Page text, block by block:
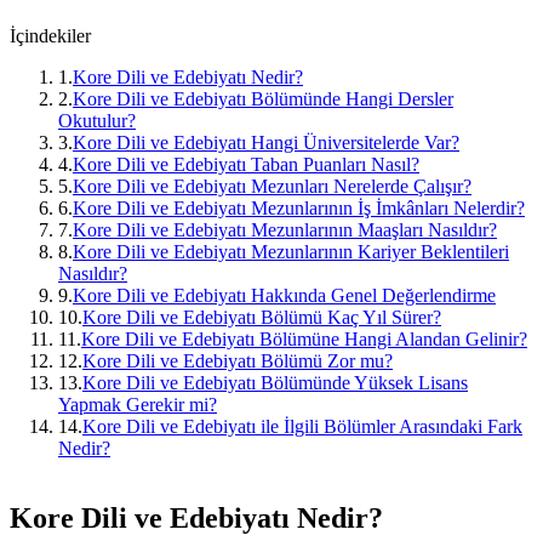
İçindekiler
1 .Kore Dili ve Edebiyatı Nedir?
2.Kore Dili ve Edebiyatı Bölümünde Hangi Dersler
Okutulur?
3.Kore Dili ve Edebiyatı Hangi Üniversitelerde Var?
4.Kore Dili ve Edebiyatı Taban Puanları Nasıl?
5.Kore Dili ve Edebiyatı Mezunları Nerelerde Çalışır?
6.Kore Dili ve Edebiyatı Mezunlarının İş İmkânları Nelerdir?
7.Kore Dili ve Edebiyatı Mezunlarının Maaşları Nasıldır?
8.Kore Dili ve Edebiyatı Mezunlarının Kariyer Beklentileri
Nasıldır?
9.Kore Dili ve Edebiyatı Hakkında Genel Değerlendirme
10.Kore Dili ve Edebiyatı Bölümü Kaç Yıl Sürer?
11 .Kore Dili ve Edebiyatı Bölümüne Hangi Alandan Gelinir?
12.Kore Dili ve Edebiyatı Bölümü Zor mu?
13.Kore Dili ve Edebiyatı Bölümünde Yüksek Lisans
Yapmak Gerekir mi?
14.Kore Dili ve Edebiyatı ile İlgili Bölümler Arasındaki Fark
Nedir?
Kore Dili ve Edebiyatı Nedir?